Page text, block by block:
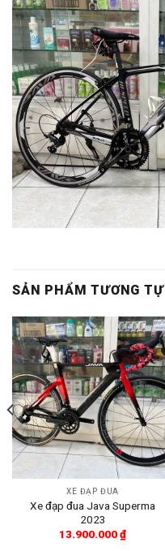
SẢN PHẨM TƯƠNG TỰ
XE ĐẠP ĐUA
Xe đạp đua Java Superma
2023
13.900.000₫